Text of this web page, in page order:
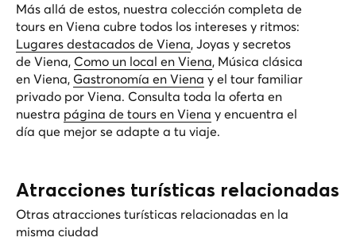
Más allá de estos, nuestra colección completa de
tours en Viena cubre todos los intereses y ritmos:
Lugares destacados de Viena, Joyas y secretos
de Viena, Como un local en Viena, Música clásica
en Viena, Gastronomía en Viena y el tour familiar
privado por Viena. Consulta toda la oferta en
nuestra página de tours en Viena y encuentra el
día que mejor se adapte a tu viaje.
Atracciones turísticas relacionadas
Otras atracciones turísticas relacionadas en la
misma ciudad